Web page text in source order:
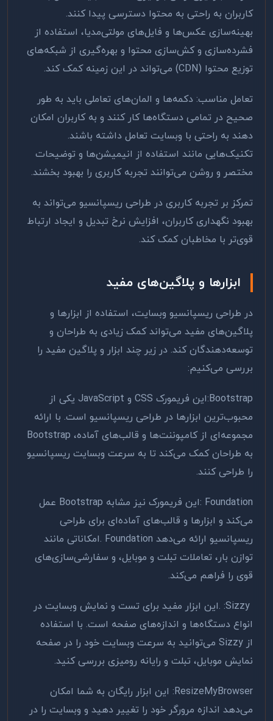
کاربران به راحتی به محتوا دسترسی پیدا کنند.
بهینه‌سازی عکس‌ها و فایل‌های مولتی‌مدیا، استفاده از
فشرده‌سازی و کش‌سازی محتوا و بهره‌گیری از شبکه‌های
توزیع محتوا (CDN) می‌تواند در این زمینه کمک کند.
تعامل مناسب: دکمه‌ها و المان‌های تعاملی باید به طور
صحیح در تمامی دستگاه‌ها کار کنند و به کاربران امکان
دهند به راحتی با وبسایت تعامل داشته باشند.
تکنیک‌هایی مانند استفاده از انیمیشن‌ها و توضیحات
مختصر و روشن می‌توانند تجربه کاربری را بهبود بخشند.
تمرکز بر تجربه کاربری در طراحی ریسپانسیو می‌تواند به
بهبود نگهداری کاربران، افزایش نرخ تبدیل و ایجاد ارتباط
قوی‌تر با مخاطبان کمک کند.
ابزارها و پلاگین‌های مفید
در طراحی ریسپانسیو وبسایت، استفاده از ابزارها و
پلاگین‌های مفید می‌تواند کمک زیادی به طراحان و
توسعه‌دهندگان کند. در زیر چند ابزار و پلاگین مفید را
بررسی می‌کنیم:
:Bootstrapاین فریمورک CSS و JavaScript یکی از
محبوب‌ترین ابزارها در طراحی ریسپانسیو است. با ارائه
مجموعه‌ای از کامپوننت‌ها و قالب‌های آماده، Bootstrap
به طراحان کمک می‌کند تا به سرعت وبسایت ریسپانسیو
را طراحی کنند.
: Foundationاین فریمورک نیز مشابه Bootstrap عمل
می‌کند و ابزارها و قالب‌های آماده‌ای برای طراحی
ریسپانسیو ارائه می‌دهد . Foundationامکاناتی مانند
توازن بار، تعاملات تبلت و موبایل، و سفارشی‌سازی‌های
قوی را فراهم می‌کند.
. :Sizzyاین ابزار مفید برای تست و نمایش وبسایت در
انواع دستگاه‌ها و اندازه‌های صفحه است. با استفاده
از Sizzy می‌توانید به سرعت وبسایت خود را در صفحه
نمایش موبایل، تبلت و رایانه رومیزی بررسی کنید.
:ResizeMyBrowser این ابزار رایگان به شما امکان
می‌دهد اندازه مرورگر خود را تغییر دهید و وبسایت را در